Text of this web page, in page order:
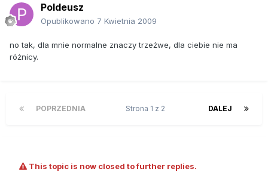
Poldeusz
Opublikowano 7 Kwietnia 2009
no tak, dla mnie normalne znaczy trzeźwe, dla ciebie nie ma
różnicy.
POPRZEDNIA DALEJ
Strona 1 z 2
This topic is now closed to further replies.